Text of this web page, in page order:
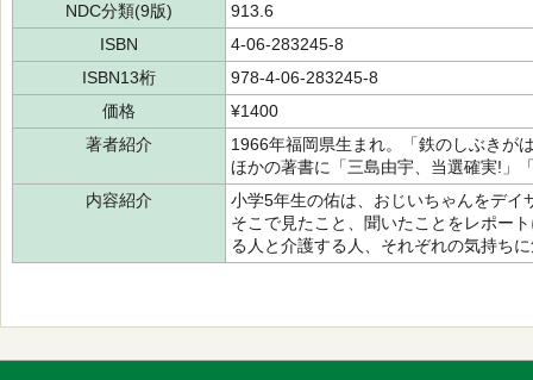
NDC分類(9版)
913.6
ISBN
4-06-283245-8
ISBN13桁
978-4-06-283245-8
価格
¥1400
著者紹介
1966年福岡県生まれ。「鉄のしぶきが
ほかの著書に「三島由宇、当選確実!」
内容紹介
小学5年生の佑は、おじいちゃんをデ
そこで見たこと、聞いたことをレポー
る人と介護する人、それぞれの気持ち